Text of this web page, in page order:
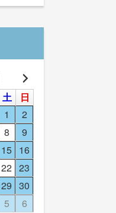
土
日
1
2
8
9
15 16
22 23
29 30
5 6